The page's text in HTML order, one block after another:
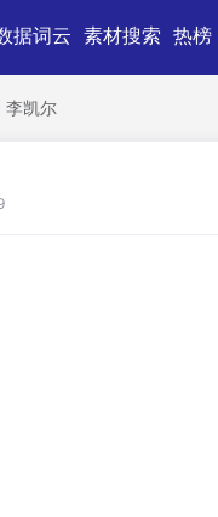
据词云 素材搜索 热榜
李凯尔